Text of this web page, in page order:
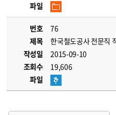
파일
번호
76
제목
한국철도공사 전문직
작성일
2015-09-10
조회수
19,606
파일